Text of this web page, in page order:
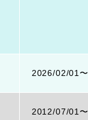
2026/02/01〜
2012/07/01〜